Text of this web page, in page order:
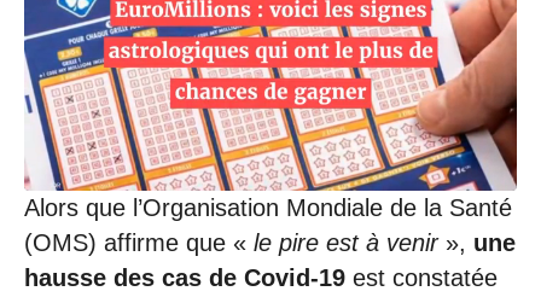
0
7
/
2
0
2
0
à
1
6
:
6
Alors que l’Organisation Mondiale de la Santé
(OMS) affirme que « le pire est à venir», une
hausse des cas de Covid-19 est constatée